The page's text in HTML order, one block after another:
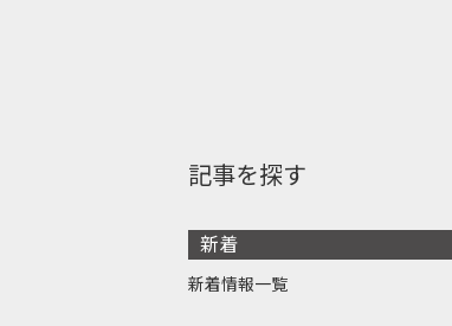
記事を探す
新着
新着情報一覧